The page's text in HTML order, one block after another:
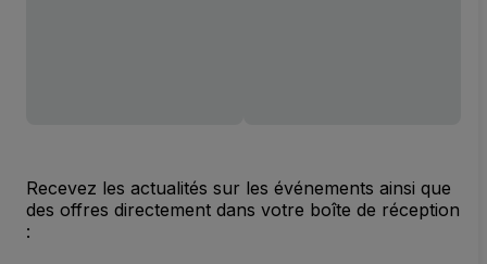
Recevez les actualités sur les événements ainsi que
des offres directement dans votre boîte de réception
: